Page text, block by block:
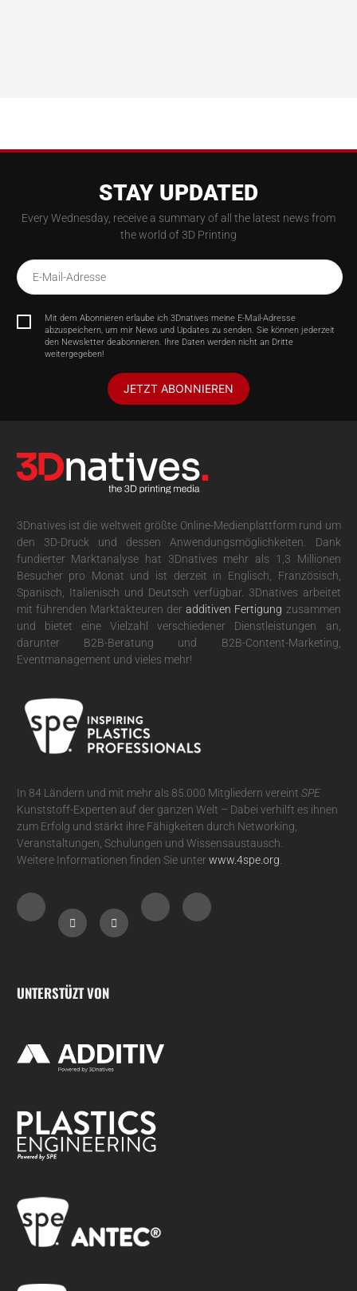
STAY UPDATED
Every Wednesday, receive a summary of all the latest news from
the world of 3D Printing
E-Mail-Adresse
Mit dem Abonnieren erlaube ich 3Dnatives meine E-Mail-Adresse
abzuspeichern, um mir News und Updates zu senden. Sie können jederzeit
den Newsletter deabonnieren. Ihre Daten werden nicht an Dritte
weitergegeben!
JETZT ABONNIEREN
3Dnatives ist die weltweit größte Online-Medienplattform rund um
den 3D-Druck und dessen Anwendungsmöglichkeiten. Dank
fundierter Marktanalyse hat 3Dnatives mehr als 1,3 Millionen
Besucher pro Monat und ist derzeit in Englisch, Französisch,
Spanisch, Italienisch und Deutsch verfügbar. 3Dnatives arbeitet
mit führenden Marktakteuren deradditiven Fertigung zusammen
und bietet eine Vielzahl verschiedener Dienstleistungen an,
darunter B2B-Beratung und B2B-Content-Marketing,
Eventmanagement und vieles mehr!
In 84 Ländern und mit mehr als 85.000 Mitgliedern vereint SPE
Kunststoff-Experten auf der ganzen Welt – Dabei verhilft es ihnen
zum Erfolg und stärkt ihre Fähigkeiten durch Networking,
Veranstaltungen, Schulungen und Wissensaustausch.
Weitere Informationen finden Sie unterwww.4spe.org.
UNTERSTÜZT VON